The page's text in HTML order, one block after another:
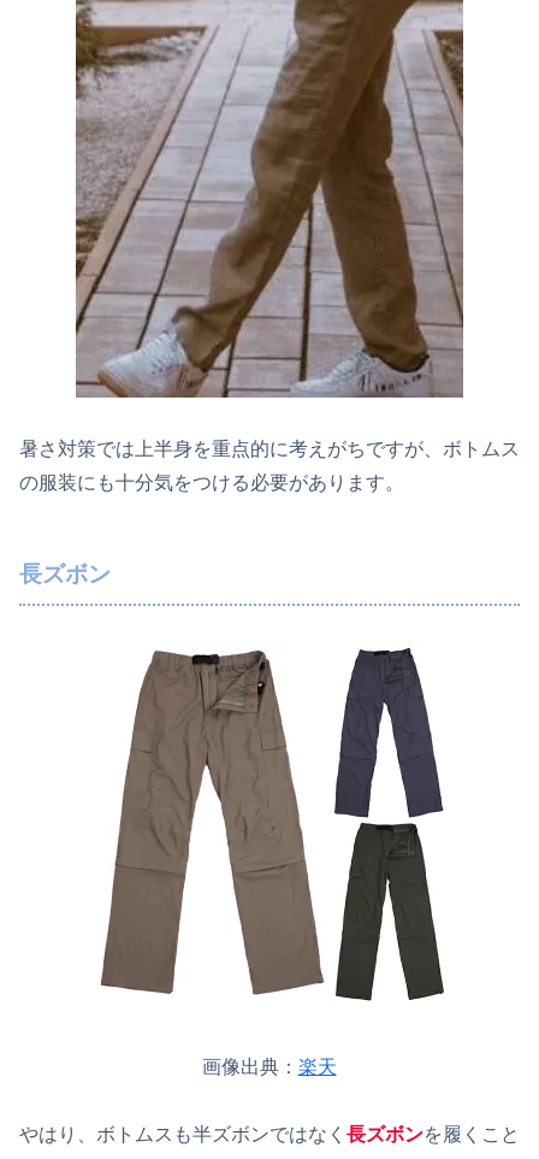
暑さ対策では上半身を重点的に考えがちですが、ボトムス
の服装にも十分気をつける必要があります。
長ズボン
画像出典： 楽天
やはり、ボトムスも半ズボンではなく 長ズボンを履くこと